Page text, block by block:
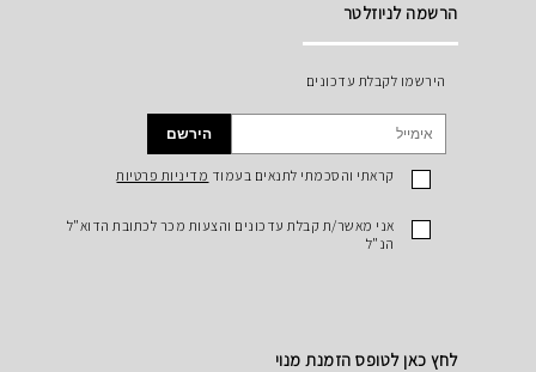
הרשמה לניוזלטר
הירשמו לקבלת עדכונים
קראתי והסכמתי לתנאים בעמודמדיניות פרטיות
אני מאשר/ת קבלת עדכונים והצעות מכר לכתובת הדוא"ל
הנ"ל
לחץ כאן לטופס הזמנת מנוי